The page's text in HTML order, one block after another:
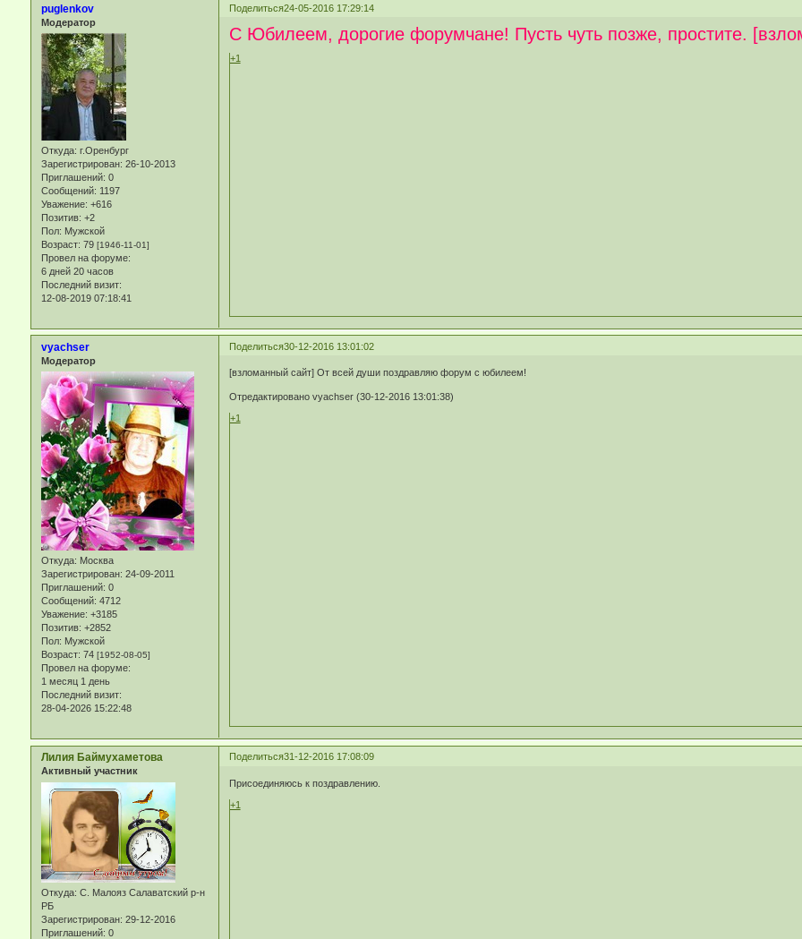
Поделиться24-05-2016 17:29:14
puglenkov
Модератор
Откуда: г.Оренбург
Зарегистрирован: 26-10-2013
Приглашений: 0
Сообщений: 1197
Уважение: +616
Позитив: +2
Пол: Мужской
Возраст: 79 [1946-11-01]
Провел на форуме:
6 дней 20 часов
Последний визит:
12-08-2019 07:18:41
С Юбилеем, дорогие форумчане! Пусть чуть позже, простите.
+1
Поделиться30-12-2016 13:01:02
vyachser
Модератор
Откуда: Москва
Зарегистрирован: 24-09-2011
Приглашений: 0
Сообщений: 4712
Уважение: +3185
Позитив: +2852
Пол: Мужской
Возраст: 74 [1952-08-05]
Провел на форуме:
1 месяц 1 день
Последний визит:
28-04-2026 15:22:48
[взломанный сайт] От всей души поздравляю форум с юбилеем!
Отредактировано vyachser (30-12-2016 13:01:38)
+1
Поделиться31-12-2016 17:08:09
Лилия Баймухаметова
Активный участник
Откуда: С. Малояз Салаватский р-н
РБ
Зарегистрирован: 29-12-2016
Приглашений: 0
Присоединяюсь к поздравлению.
+1